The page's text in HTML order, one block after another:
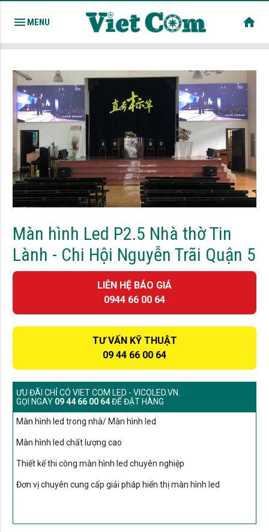
menu MENU home
Màn hình Led P2.5 Nhà thờ Tin
Lành - Chi Hội Nguyễn Trãi Quận 5
LIÊN HỆ BÁO GIÁ
0944 66 00 64
TƯ VẤN KỸ THUẬT
09 44 66 00 64
ƯU ĐÃI CHỈ CÓ VIET COM LED - VICOLED.VN.
GỌI NGAY 09 44 66 00 64ĐỂ ĐẶT HÀNG
Màn hình led trong nhà/ Màn hình led
Màn hình led chất lượng cao
Thiết kế thi công màn hình led chuyên nghiệp
Đơn vị chuyên cung cấp giải pháp hiển thị màn hình led